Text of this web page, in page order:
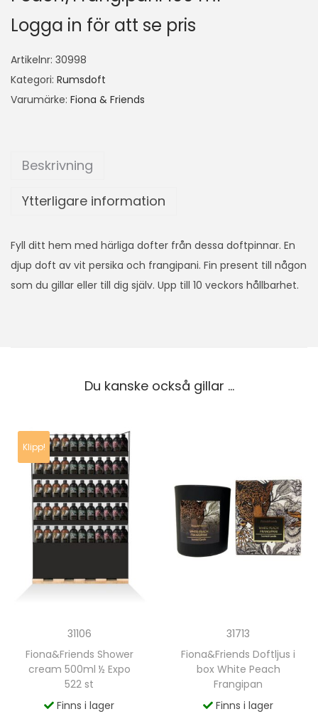
Logga in för att se pris
Artikelnr: 30998
Kategori: Rumsdoft
Varumärke: Fiona & Friends
Beskrivning
Ytterligare information
Fyll ditt hem med härliga dofter från dessa doftpinnar. En
djup doft av vit persika och frangipani. Fin present till någon
som du gillar eller till dig själv. Upp till 10 veckors hållbarhet.
Du kanske också gillar …
Klipp!
31106
Fiona&Friends Shower
cream 500ml ½ Expo
522 st
Finns i lager
31713
Fiona&Friends Doftljus i
box White Peach
Frangipan
Finns i lager